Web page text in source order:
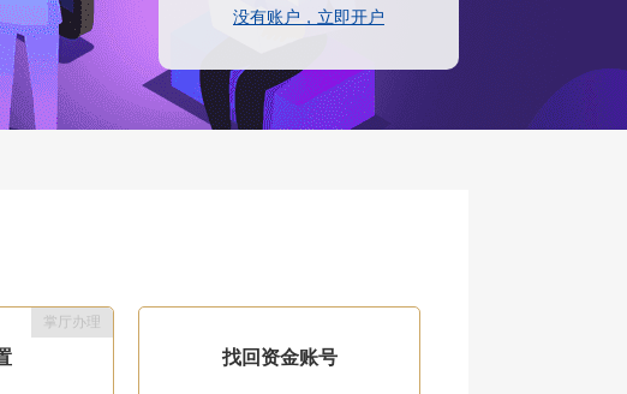
没有账户，立即开户
掌厅办理
找回资金账号